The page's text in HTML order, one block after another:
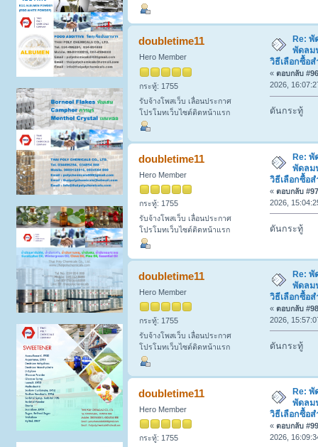
doubletime11
Hero Member
กระทู้: 1755
รับจ้างโพสเว็บ เลื่อนประกาศ
โปรโมทเว็บไซต์ติดหน้าแรก
Re:
พัดลม
วิธีเลือกซื้อ
« ตอบกลับ
2026,
ดันกระทู้
doubletime11
Hero Member
กระทู้: 1755
รับจ้างโพสเว็บ เลื่อนประกาศ
โปรโมทเว็บไซต์ติดหน้าแรก
Re: พั
พัดลม
วิธีเลือกซื้อ
« ตอบกลับ
2026,
ดันกระทู้
doubletime11
Hero Member
กระทู้: 1755
รับจ้างโพสเว็บ เลื่อนประกาศ
โปรโมทเว็บไซต์ติดหน้าแรก
Re: พั
พัดลม
วิธีเลือกซื้อ
« ตอบกลับ
2026,
ดันกระทู้
doubletime11
Hero Member
กระทู้: 1755
Re:
พัดลม
วิธีเลือกซื้อ
« ตอบกลับ
2026,